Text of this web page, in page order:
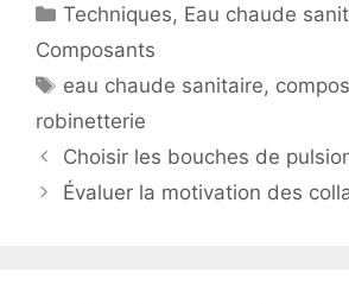
Catégories
Techniques, Eau chaude
Composants
Étiquettes
eau chaude sanitaire,
robinetterie
Choisir les bouches de
Évaluer la motivation des